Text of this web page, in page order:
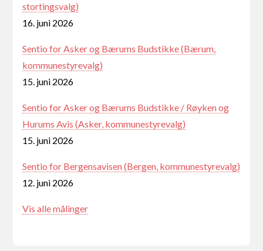
stortingsvalg)
16. juni 2026
Sentio for Asker og Bærums Budstikke (Bærum,
kommunestyrevalg)
15. juni 2026
Sentio for Asker og Bærums Budstikke / Røyken og
Hurums Avis (Asker, kommunestyrevalg)
15. juni 2026
Sentio for Bergensavisen (Bergen, kommunestyrevalg)
12. juni 2026
Vis alle målinger